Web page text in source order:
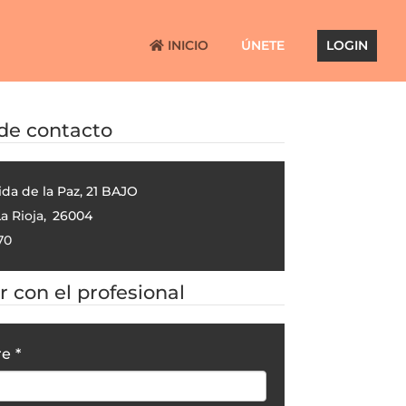
INICIO ÚNETE LOGIN
contacto
de la Paz, 21 BAJO
Rioja, 26004
con el profesional
*